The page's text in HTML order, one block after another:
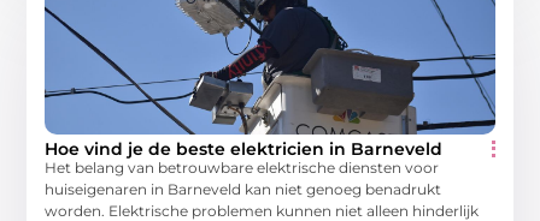
Hoe vind je de beste elektricien in Barneveld
Het belang van betrouwbare elektrische diensten voor
huiseigenaren in Barneveld kan niet genoeg benadrukt
worden. Elektrische problemen kunnen niet alleen hinderlijk